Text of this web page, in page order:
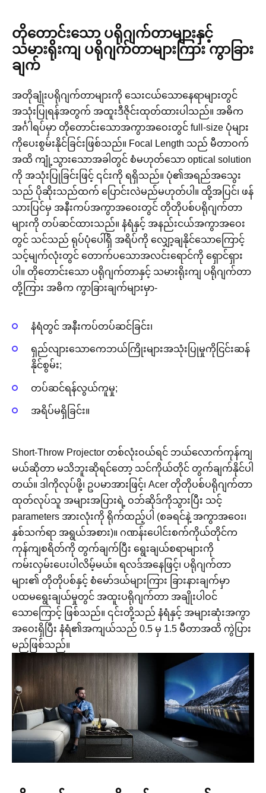
တိုတောင်းသော ပရိုဂျက်တာများနှင့်
သမားရိုးကျ ပရိုဂျက်တာများကြား ကွာခြား
ချက်
အတိုချုံးပရိုဂျက်တာများကို သေးငယ်သောနေရာများတွင်
အသုံးပြုရန်အတွက် အထူးဒီဇိုင်းထုတ်ထားပါသည်။ အဓိက
အင်္ဂါရပ်မှာ တိုတောင်းသောအကွာအဝေးတွင် full-size ပုံများ
ကိုပေးစွမ်းနိုင်ခြင်းဖြစ်သည်။ Focal Length သည် မီတာဝက်
အထိ ကျုံ့သွားသောအခါတွင် စံမဟုတ်သော optical solution
ကို အသုံးပြုခြင်းဖြင့် ၎င်းကို ရရှိသည်။ ပုံ၏အရည်အသွေး
သည် ပိုဆိုးသည်ထက် ပြောင်းလဲမည်မဟုတ်ပါ။ ထို့အပြင်၊ ဖန်
သားပြင်မှ အနီးကပ်အကွာအဝေးတွင် တိုတိုပစ်ပရိုဂျက်တာ
များကို တပ်ဆင်ထားသည်။ နံရံနှင့် အနည်းငယ်အကွာအဝေး
တွင် သင်သည် ရုပ်ပုံပေါ်ရှိ အရိပ်ကို လျှော့ချနိုင်သောကြောင့်
သင့်မျက်လုံးတွင် တောက်ပသောအလင်းရောင်ကို ရှောင်ရှား
ပါ။ တိုတောင်းသော ပရိုဂျက်တာနှင့် သမားရိုးကျ ပရိုဂျက်တာ
တို့ကြား အဓိက ကွာခြားချက်များမှာ-
နံရံတွင် အနီးကပ်တပ်ဆင်ခြင်း၊
ရှည်လျားသောကေဘယ်ကြိုးများအသုံးပြုမှုကိုငြင်းဆန်
နိုင်စွမ်း;
တပ်ဆင်ရန်လွယ်ကူမှု;
အရိပ်မရှိခြင်း။
Short-Throw Projector တစ်လုံးဝယ်ရင် ဘယ်လောက်ကုန်ကျ
မယ်ဆိုတာ မသိဘူးဆိုရင်တော့ သင်ကိုယ်တိုင် တွက်ချက်နိုင်ပါ
တယ်။ ဒါကိုလုပ်ဖို့၊ ဥပမာအားဖြင့်၊ Acer တိုတိုပစ်ပရိုဂျက်တာ
ထုတ်လုပ်သူ အများအပြားရဲ့ ဝဘ်ဆိုဒ်ကိုသွားပြီး သင့်
parameters အားလုံးကို ရိုက်ထည့်ပါ (စခရင်နဲ့ အကွာအဝေး၊
နှစ်သက်ရာ အရွယ်အစား)။ ဂဏန်းပေါင်းစက်ကိုယ်တိုင်က
ကုန်ကျစရိတ်ကို တွက်ချက်ပြီး ရွေးချယ်စရာများကို
ကမ်းလှမ်းပေးပါလိမ့်မယ်။ ရလဒ်အနေဖြင့်၊ ပရိုဂျက်တာ
များ၏ တိုတိုပစ်နှင့် စံမော်ဒယ်များကြား ခြားနားချက်မှာ
ပထမရွေးချယ်မှုတွင် အထူးပရိုဂျက်တာ အချိုးပါဝင်
သောကြောင့် ဖြစ်သည်။ ၎င်းတို့သည် နံရံနှင့် အများဆုံးအကွာ
အဝေးရှိပြီး နံရံ၏အကျယ်သည် 0.5 မှ 1.5 မီတာအထိ ကွဲပြား
မည်ဖြစ်သည်။